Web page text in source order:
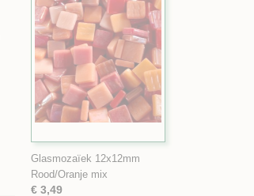
Glasmozaïek 12x12mm
Rood/Oranje mix
€ 3,49